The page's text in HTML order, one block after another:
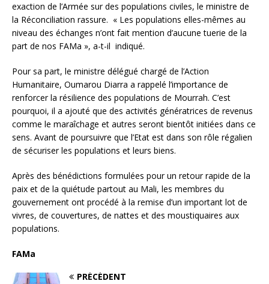
exaction de l’Armée sur des populations civiles, le ministre de
la Réconciliation rassure. « Les populations elles-mêmes au
niveau des échanges n’ont fait mention d’aucune tuerie de la
part de nos FAMa », a-t-il indiqué.
Pour sa part, le ministre délégué chargé de l’Action
Humanitaire, Oumarou Diarra a rappelé l’importance de
renforcer la résilience des populations de Mourrah. C’est
pourquoi, il a ajouté que des activités génératrices de revenus
comme le maraîchage et autres seront bientôt initiées dans ce
sens. Avant de poursuivre que l’Etat est dans son rôle régalien
de sécuriser les populations et leurs biens.
Après des bénédictions formulées pour un retour rapide de la
paix et de la quiétude partout au Mali, les membres du
gouvernement ont procédé à la remise d’un important lot de
vivres, de couvertures, de nattes et des moustiquaires aux
populations.
FAMa
PRÉCÉDENT